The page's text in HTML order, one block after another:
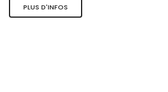
PLUS D'INFOS